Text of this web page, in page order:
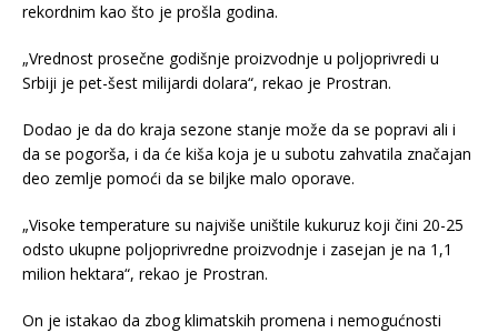
rekordnim kao što je prošla godina.
„Vrednost prosečne godišnje proizvodnje u poljoprivredi u
Srbiji je pet-šest milijardi dolara“, rekao je Prostran.
Dodao je da do kraja sezone stanje može da se popravi ali i
da se pogorša, i da će kiša koja je u subotu zahvatila značajan
deo zemlje pomoći da se biljke malo oporave.
„Visoke temperature su najviše uništile kukuruz koji čini 20-25
odsto ukupne poljoprivredne proizvodnje i zasejan je na 1,1
milion hektara“, rekao je Prostran.
On je istakao da zbog klimatskih promena i nemogućnosti